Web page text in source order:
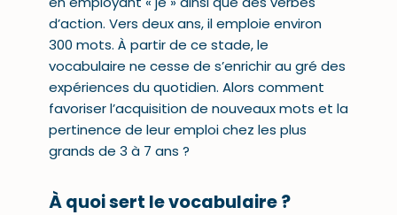
d’action. Vers deux ans, il emploie environ
300 mots. À partir de ce stade, le
vocabulaire ne cesse de s’enrichir au gré des
expériences du quotidien. Alors comment
favoriser l’acquisition de nouveaux mots et la
pertinence de leur emploi chez les plus
grands de 3 à 7 ans ?
À quoi sert le vocabulaire ?